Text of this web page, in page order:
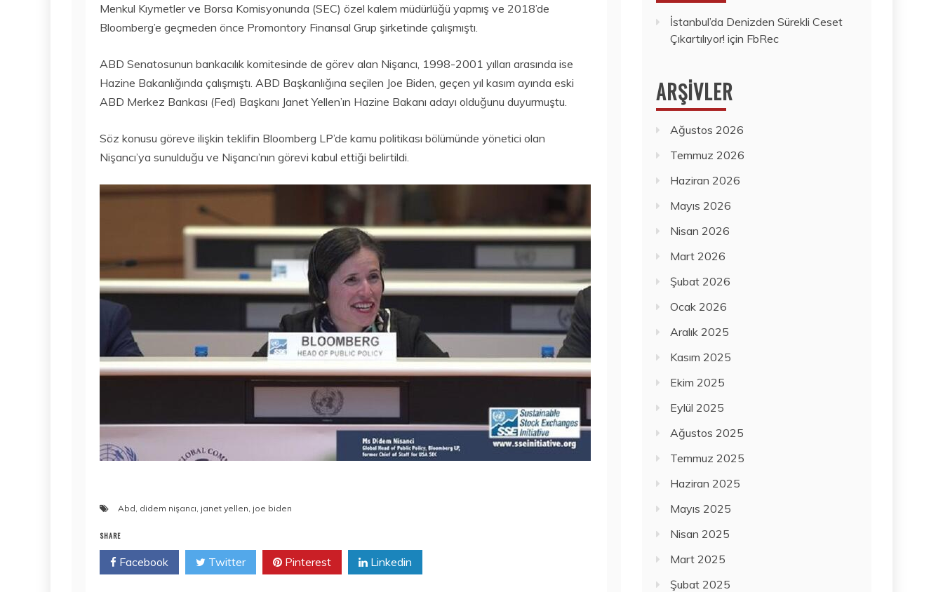
Menkul Kıymetler ve Borsa Komisyonunda (SEC) özel kalem müdürlüğü yapmış ve 2018’de
Bloomberg’e geçmeden önce Promontory Finansal Grup şirketinde çalışmıştı.
ABD Senatosunun bankacılık komitesinde de görev alan Nişancı, 1998-2001 yılları arasında ise
Hazine Bakanlığında çalışmıştı. ABD Başkanlığına seçilen Joe Biden, geçen yıl kasım ayında eski
ABD Merkez Bankası (Fed) Başkanı Janet Yellen’ın Hazine Bakanı adayı olduğunu duyurmuştu.
Söz konusu göreve ilişkin teklifin Bloomberg LP’de kamu politikası bölümünde yönetici olan
Nişancı’ya sunulduğu ve Nişancı’nın görevi kabul ettiği belirtildi.
Abd didem nişancı janet yellen joe biden
SHARE
Facebook Twitter Pinterest Linkedin
İstanbul’da Denizden Sürekli Ceset
Çıkartılıyor! için FbRec
ARŞIVLER
Ağustos 2026
Temmuz 2026
Haziran 2026
Mayıs 2026
Nisan 2026
Mart 2026
Şubat 2026
Ocak 2026
Aralık 2025
Kasım 2025
Ekim 2025
Eylül 2025
Ağustos 2025
Temmuz 2025
Haziran 2025
Mayıs 2025
Nisan 2025
Mart 2025
Şubat 2025